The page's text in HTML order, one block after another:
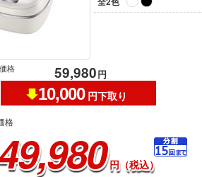
格 59,980円
10,000 円下取り
格
円（税込）